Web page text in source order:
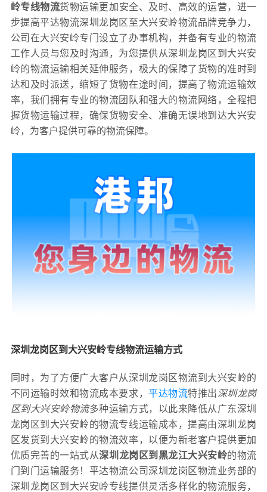
岭专线物流货物运输更加安全、及时、高效的运营，进一
步提高平达物流深圳龙岗区至大兴安岭物流品牌竞争力，
公司在大兴安岭专门设立了办事机构，并备有专业的物流
工作人员与您及时沟通，为您提供从深圳龙岗区到大兴安
岭的物流运输相关延伸服务，极大的保障了货物的准时到
达和及时派送，缩短了货物在途时间，提高了物流运输效
率，我们拥有专业的物流团队和强大的物流网络，全程把
握货物运输过程，确保货物安全、准确无误地到达大兴安
岭，为客户提供可靠的物流保障。
深圳龙岗区到大兴安岭专线物流运输方式
同时，为了方便广大客户从深圳龙岗区物流到大兴安岭的
不同运输时效和物流成本要求，平达物流特推出 深圳龙岗
区到大兴安岭物流多种运输方式，以此来降低从广东深圳
龙岗区到大兴安岭的物流专线运输成本，提高由深圳龙岗
区发货到大兴安岭的物流效率，以便为新老客户提供更加
优质完善的一站式从深圳龙岗区到黑龙江大兴安岭的物流
门到门运输服务！平达物流公司深圳龙岗区物流业务部的
深圳龙岗区到大兴安岭专线提供灵活多样化的物流服务，